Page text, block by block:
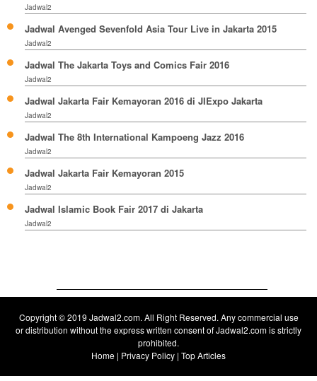
Jadwal2
Jadwal Avenged Sevenfold Asia Tour Live in Jakarta 2015
Jadwal2
Jadwal The Jakarta Toys and Comics Fair 2016
Jadwal2
Jadwal Jakarta Fair Kemayoran 2016 di JIExpo Jakarta
Jadwal2
Jadwal The 8th International Kampoeng Jazz 2016
Jadwal2
Jadwal Jakarta Fair Kemayoran 2015
Jadwal2
Jadwal Islamic Book Fair 2017 di Jakarta
Jadwal2
Copyright © 2019 Jadwal2.com. All Right Reserved. Any commercial use
or distribution without the express written consent of Jadwal2.com is strictly
prohibited.
Home | Privacy Policy | Top Articles